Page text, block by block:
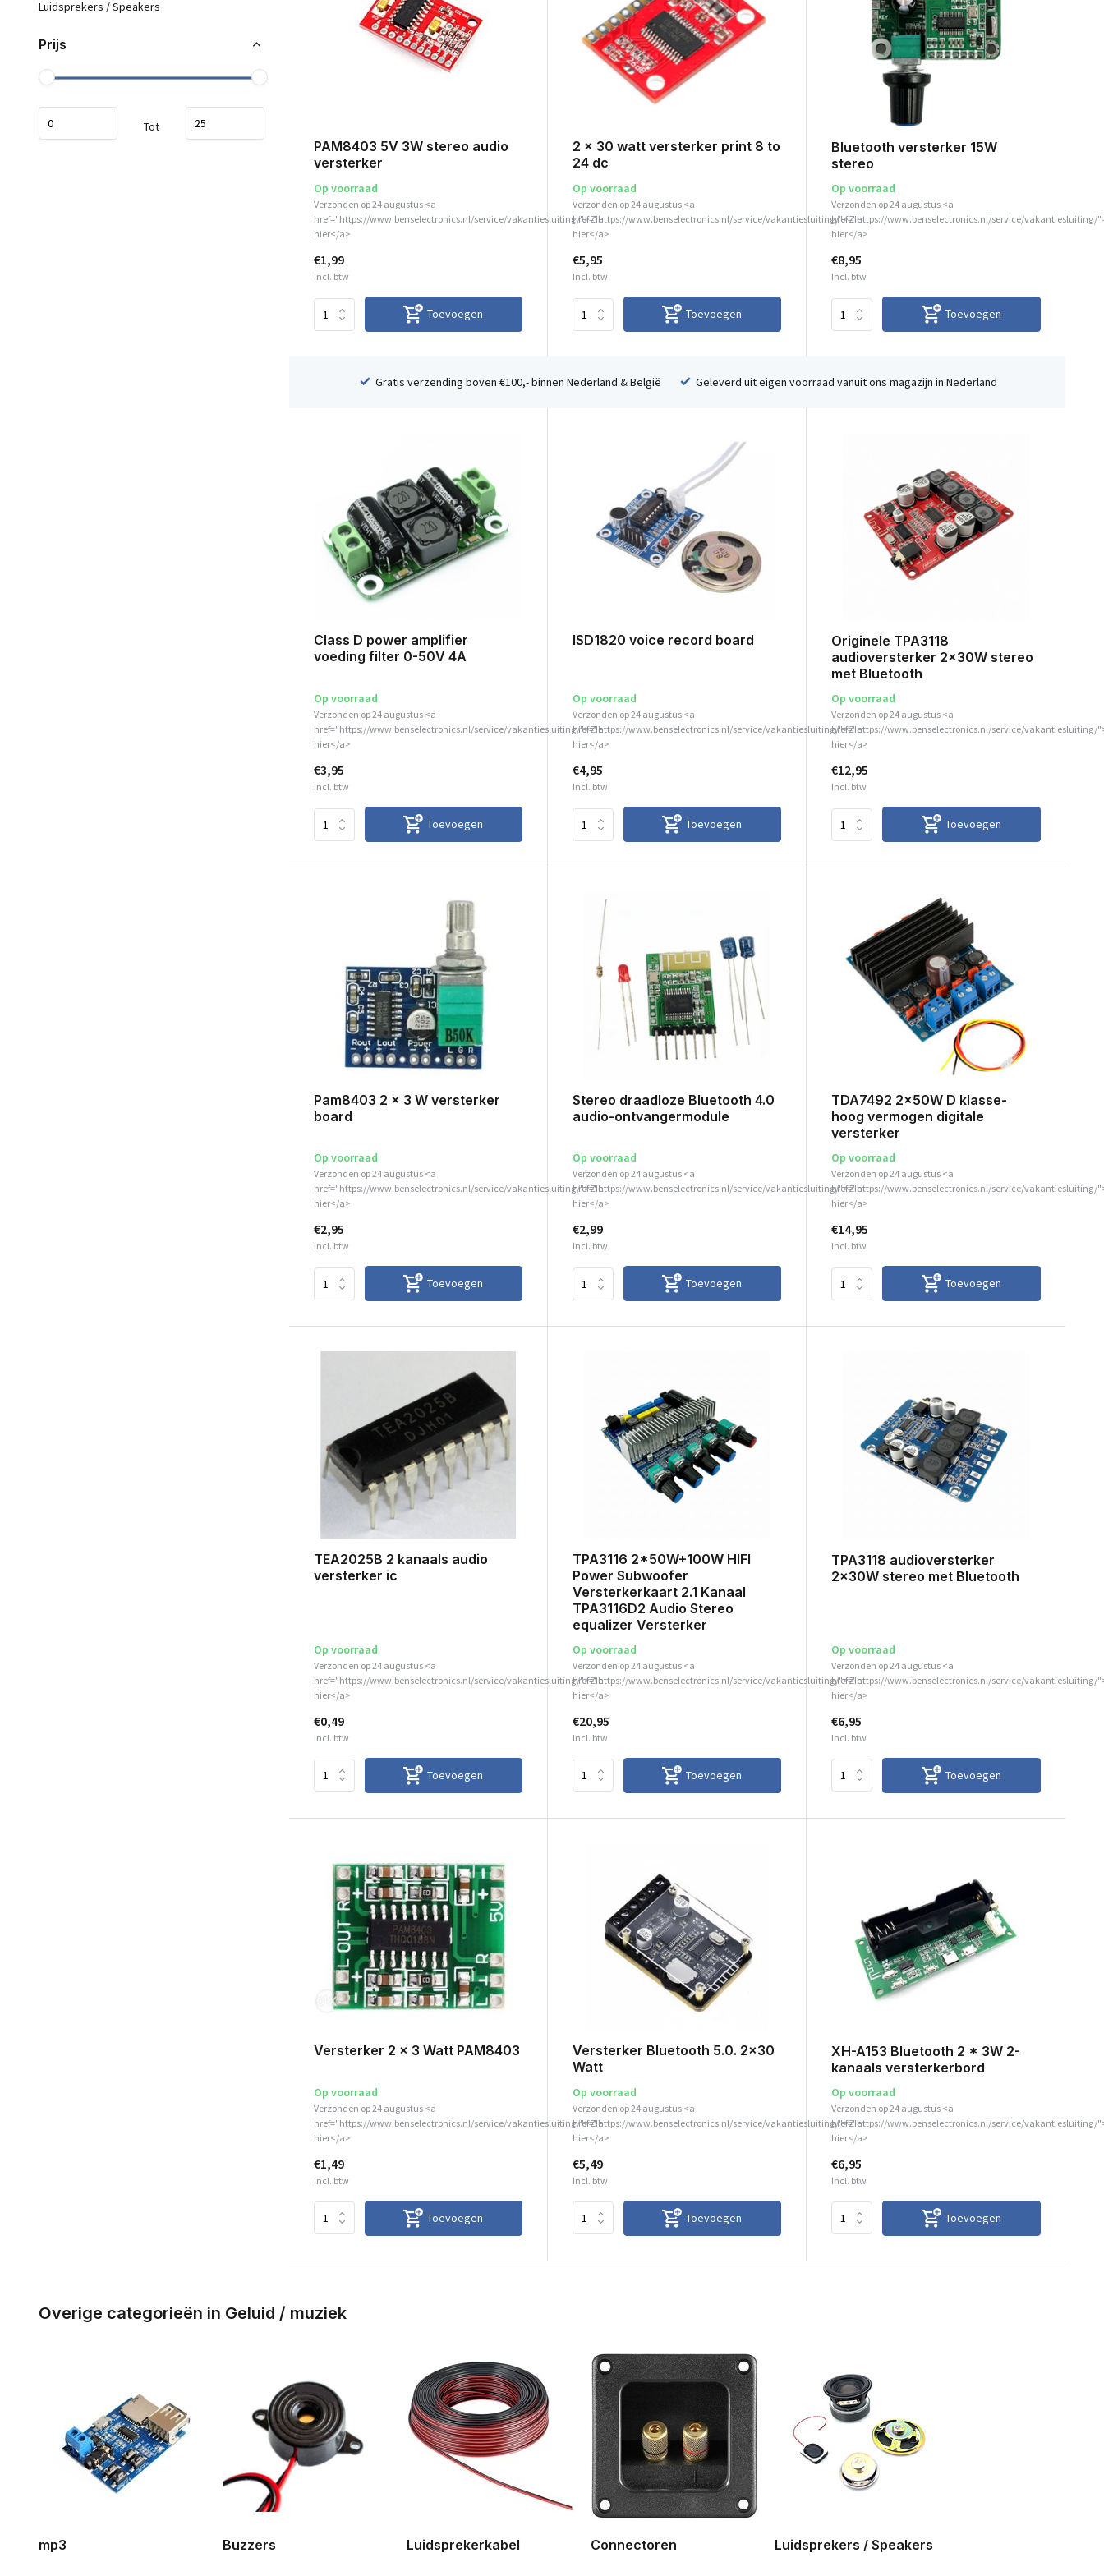
Luidsprekers / Speakers
Prijs
Tot
PAM8403 5V 3W stereo audio
versterker
Op voorraad
Verzonden op 24 augustus <a
href="https://www.benselectronics.nl/service/vakantiesluiting/">Zie
hier</a>
€1,99
Incl. btw
Toevoegen
2 x 30 watt versterker print 8 to
24 dc
Op voorraad
Verzonden op 24 augustus <a
href="https://www.benselectronics.nl/service/vakantiesluiting/">Zie
hier</a>
€5,95
Incl. btw
Toevoegen
Bluetooth versterker 15W
stereo
Op voorraad
Verzonden op 24 augustus <a
href="https://www.benselectronics.nl/service/vakantiesluiting/
hier</a>
€8,95
Incl. btw
Toevoegen
Gratis verzending boven €100,- binnen Nederland & België Geleverd uit eigen voorraad vanuit ons magazijn in Nederland
Class D power amplifier
voeding filter 0-50V 4A
Op voorraad
Verzonden op 24 augustus <a
href="https://www.benselectronics.nl/service/vakantiesluiting/">Zie
hier</a>
€3,95
Incl. btw
Toevoegen
ISD1820 voice record board
Op voorraad
Verzonden op 24 augustus <a
href="https://www.benselectronics.nl/service/vakantiesluiting/">Zie
hier</a>
€4,95
Incl. btw
Toevoegen
Originele TPA3118
audioversterker 2x30W stereo
met Bluetooth
Op voorraad
Verzonden op 24 augustus <a
href="https://www.benselectronics.nl/service/vakantiesluiting/
hier</a>
€12,95
Incl. btw
Toevoegen
Pam8403 2 x 3 W versterker
board
Op voorraad
Verzonden op 24 augustus <a
href="https://www.benselectronics.nl/service/vakantiesluiting/">Zie
hier</a>
€2,95
Incl. btw
Toevoegen
Stereo draadloze Bluetooth 4.0
audio-ontvangermodule
Op voorraad
Verzonden op 24 augustus <a
href="https://www.benselectronics.nl/service/vakantiesluiting/">Zie
hier</a>
€2,99
Incl. btw
Toevoegen
TDA7492 2x50W D klasse-
hoog vermogen digitale
versterker
Op voorraad
Verzonden op 24 augustus <a
href="https://www.benselectronics.nl/service/vakantiesluiting/
hier</a>
€14,95
Incl. btw
Toevoegen
TEA2025B 2 kanaals audio
versterker ic
Op voorraad
Verzonden op 24 augustus <a
href="https://www.benselectronics.nl/service/vakantiesluiting/">Zie
hier</a>
€0,49
Incl. btw
Toevoegen
TPA3116 2*50W+100W HIFI
Power Subwoofer
Versterkerkaart 2.1 Kanaal
TPA3116D2 Audio Stereo
equalizer Versterker
Op voorraad
Verzonden op 24 augustus <a
href="https://www.benselectronics.nl/service/vakantiesluiting/">Zie
hier</a>
€20,95
Incl. btw
Toevoegen
TPA3118 audioversterker
2x30W stereo met Bluetooth
Op voorraad
Verzonden op 24 augustus <a
href="https://www.benselectronics.nl/service/vakantiesluiting/
hier</a>
€6,95
Incl. btw
Toevoegen
Versterker 2 x 3 Watt PAM8403
Op voorraad
Verzonden op 24 augustus <a
href="https://www.benselectronics.nl/service/vakantiesluiting/">Zie
hier</a>
€1,49
Incl. btw
Toevoegen
Versterker Bluetooth 5.0. 2x30
Watt
Op voorraad
Verzonden op 24 augustus <a
href="https://www.benselectronics.nl/service/vakantiesluiting/">Zie
hier</a>
€5,49
Incl. btw
Toevoegen
XH-A153 Bluetooth 2 * 3W 2-
kanaals versterkerbord
Op voorraad
Verzonden op 24 augustus <a
href="https://www.benselectronics.nl/service/vakantiesluiting/
hier</a>
€6,95
Incl. btw
Toevoegen
Overige categorieën in Geluid / muziek
mp3 Buzzers Luidsprekerkabel Connectoren Luidsprekers / Speakers